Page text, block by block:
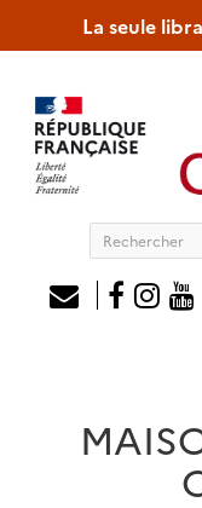
La seule